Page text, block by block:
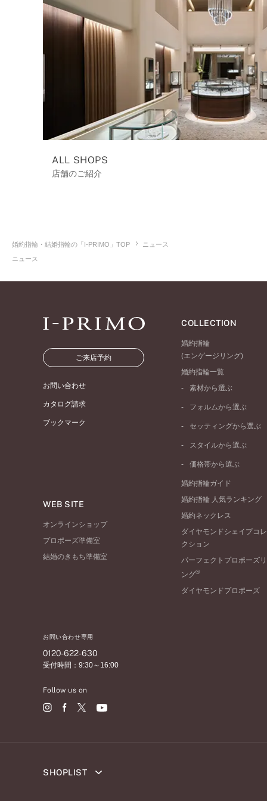
ALL SHOPS
店舗のご紹介
婚約指輪・結婚指輪の「I-PRIMO」TOP
ニュース
ニュース
ご来店予約
お問い合わせ
カタログ請求
ブックマーク
WEB SITE
オンラインショップ
プロポーズ準備室
結婚のきもち準備室
お問い合わせ専用
0120-622-630
受付時間：9:30～16:00
Follow us on
COLLECTION
婚約指輪
(エンゲージリング)
婚約指輪一覧
素材から選ぶ
プラチナ
ピンクゴールド
ペールブラウンゴール
フォルムから選ぶ
ストレートライン
V字ライン
セッティングから選ぶ
ソリテール
ダブルサイドメレ
ラインメレ
スタイルから選ぶ
シンプル
モード
エレガント
ゴージャス
価格帯から選ぶ
50万円台～
20万円台～
10万円台～
婚約指輪ガイド
婚約指輪 人気ランキング
婚約ネックレス
ダイヤモンドシェイプコレ
クション
パーフェクトプロポーズリ
ング®
ダイヤモンドプロポーズ
SHOPLIST